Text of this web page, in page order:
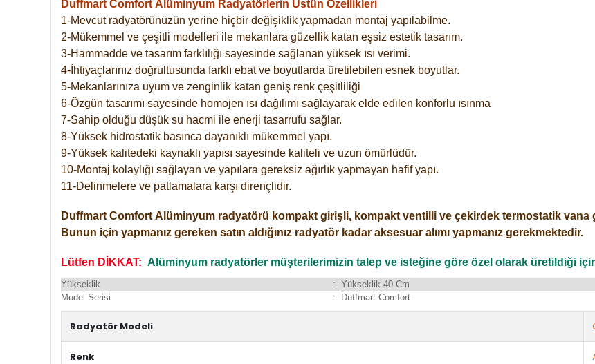
Duffmart Comfort Alüminyum Radyatörlerin Üstün Özellikleri
1-Mevcut radyatörünüzün yerine hiçbir değişiklik yapmadan montaj yapılabilme.
2-Mükemmel ve çeşitli modelleri ile mekanlara güzellik katan eşsiz estetik tasarım.
3-Hammadde ve tasarım farklılığı sayesinde sağlanan yüksek ısı verimi.
4-İhtiyaçlarınız doğrultusunda farklı ebat ve boyutlarda üretilebilen esnek boyutlar.
5-Mekanlarınıza uyum ve zenginlik katan geniş renk çeşitliliği
6-Özgün tasarımı sayesinde homojen ısı dağılımı sağlayarak elde edilen konforlu ısınma
7-Sahip olduğu düşük su hacmi ile enerji tasarrufu sağlar.
8-Yüksek hidrostatik basınca dayanıklı mükemmel yapı.
9-Yüksek kalitedeki kaynaklı yapısı sayesinde kaliteli ve uzun ömürlüdür.
10-Montaj kolaylığı sağlayan ve yapılara gereksiz ağırlık yapmayan hafif yapı.
11-Delinmelere ve patlamalara karşı dirençlidir.
Duffmart Comfort Alüminyum radyatörü kompakt girişli, kompakt ventilli ve çekirdek termostatik vana
Bunun için yapmanız gereken satın aldığınız radyatör kadar aksesuar alımı yapmanız gerekmektedir.
Lütfen DİKKAT: Alüminyum radyatörler müşterilerimizin talep ve isteğine göre özel olarak üretildiği
Yükseklik : Yükseklik 40 Cm
Model Serisi
: Duffmart Comfort
Radyatör Modeli
Renk